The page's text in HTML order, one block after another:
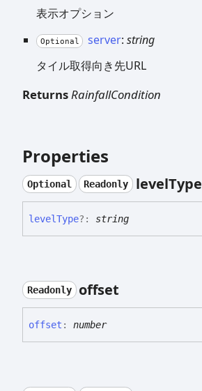
表示オプション
Optional server: string
タイル取得向き先URL
ReturnsRainfallCondition
Properties
Optional Readonly levelType
levelType?: string
Readonly offset
offset : number